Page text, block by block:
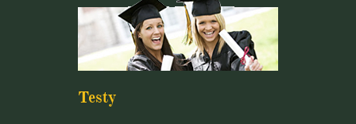
Testy